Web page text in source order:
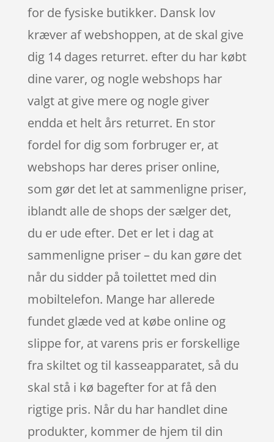
for de fysiske butikker. Dansk lov
kræver af webshoppen, at de skal give
dig 14 dages returret. efter du har købt
dine varer, og nogle webshops har
valgt at give mere og nogle giver
endda et helt års returret. En stor
fordel for dig som forbruger er, at
webshops har deres priser online,
som gør det let at sammenligne priser,
iblandt alle de shops der sælger det,
du er ude efter. Det er let i dag at
sammenligne priser – du kan gøre det
når du sidder på toilettet med din
mobiltelefon. Mange har allerede
fundet glæde ved at købe online og
slippe for, at varens pris er forskellige
fra skiltet og til kasseapparatet, så du
skal stå i kø bagefter for at få den
rigtige pris. Når du har handlet dine
produkter, kommer de hjem til din